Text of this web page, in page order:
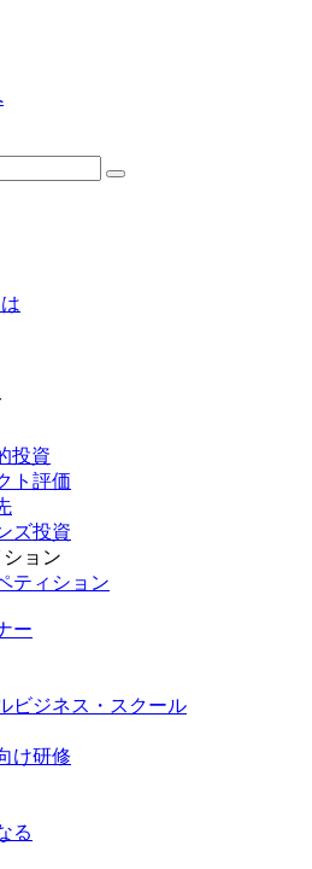
投資
ト評価
ズ投資
ョン
ティション
ー
ビジネス・スクール
け研修
る